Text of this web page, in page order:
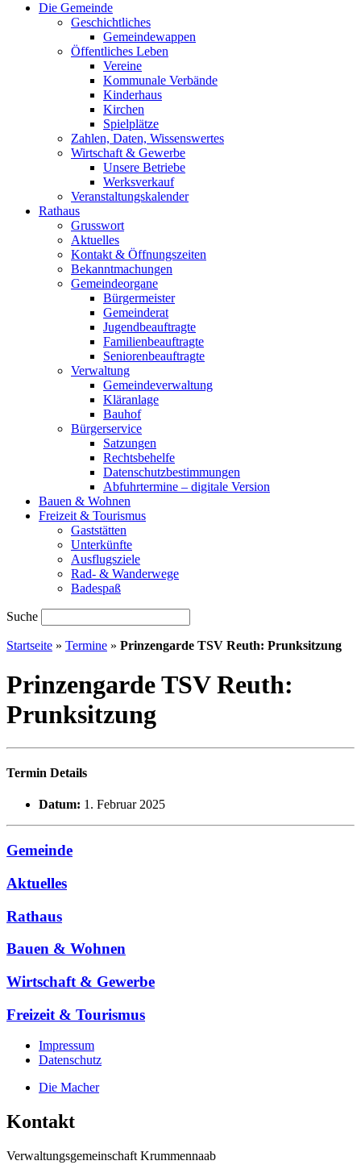
Die Gemeinde
Geschichtliches
Gemeindewappen
Öffentliches Leben
Vereine
Kommunale Verbände
Kinderhaus
Kirchen
Spielplätze
Zahlen, Daten, Wissenswertes
Wirtschaft & Gewerbe
Unsere Betriebe
Werksverkauf
Veranstaltungskalender
Rathaus
Grusswort
Aktuelles
Kontakt & Öffnungszeiten
Bekanntmachungen
Gemeindeorgane
Bürgermeister
Gemeinderat
Jugendbeauftragte
Familienbeauftragte
Seniorenbeauftragte
Verwaltung
Gemeindeverwaltung
Kläranlage
Bauhof
Bürgerservice
Satzungen
Rechtsbehelfe
Datenschutzbestimmungen
Abfuhrtermine – digitale Version
Bauen & Wohnen
Freizeit & Tourismus
Gaststätten
Unterkünfte
Ausflugsziele
Rad- & Wanderwege
Badespaß
Suche
Startseite » Termine » Prinzengarde TSV Reuth: Prunksitzung
Prinzengarde TSV Reuth:
Prunksitzung
Termin Details
Datum: 1. Februar 2025
Gemeinde
Aktuelles
Rathaus
Bauen & Wohnen
Wirtschaft & Gewerbe
Freizeit & Tourismus
Impressum
Datenschutz
Die Macher
Kontakt
Verwaltungsgemeinschaft Krummennaab